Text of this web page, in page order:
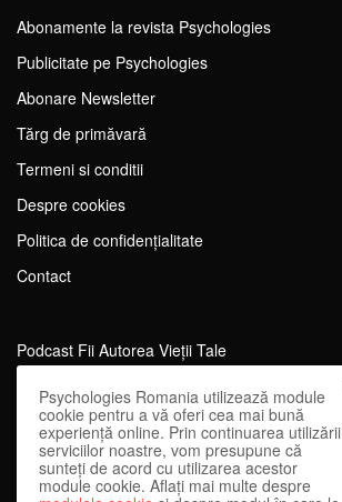
Abonamente la revista Psychologies
Publicitate pe Psychologies
Abonare Newsletter
Tărg de primăvară
Termeni si conditii
Despre cookies
Politica de confidențialitate
Contact
Podcast Fii Autorea Vieții Tale
Evenimente Fii Autoarea Vieții Tale!
SportEdu
Antrenament Mental pentru Sportivi
Learning Network
Psychologies Romania utilizează module
cookie pentru a vă oferi cea mai bună
experiență online. Prin continuarea utilizării
serviciilor noastre, vom presupune că
sunteți de acord cu utilizarea acestor
module cookie. Aflați mai multe despre